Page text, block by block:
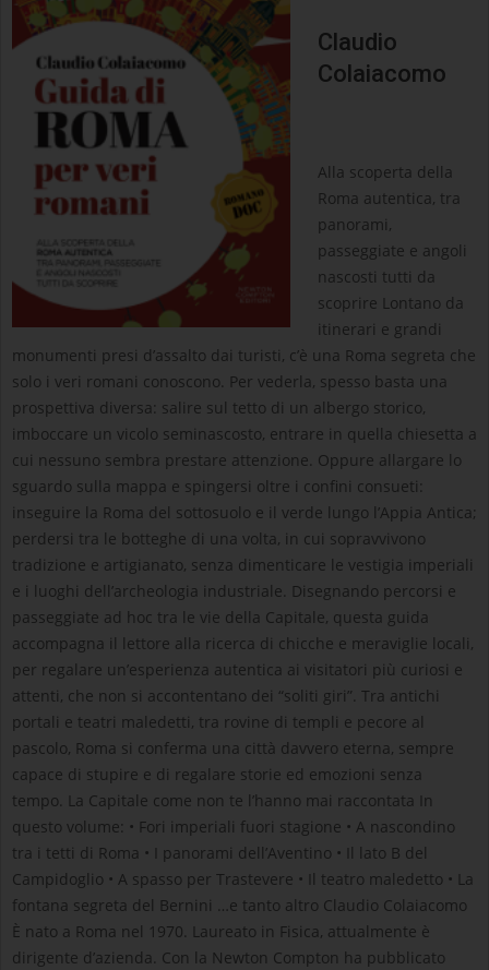
Claudio
Colaiacomo
Alla scoperta della
Roma autentica, tra
panorami,
passeggiate e angoli
nascosti tutti da
scoprire Lontano da
itinerari e grandi
monumenti presi d’assalto dai turisti, c’è una Roma segreta che
solo i veri romani conoscono. Per vederla, spesso basta una
prospettiva diversa: salire sul tetto di un albergo storico,
imboccare un vicolo seminascosto, entrare in quella chiesetta a
cui nessuno sembra prestare attenzione. Oppure allargare lo
sguardo sulla mappa e spingersi oltre i confini consueti:
inseguire la Roma del sottosuolo e il verde lungo l’Appia Antica;
perdersi tra le botteghe di una volta, in cui sopravvivono
tradizione e artigianato, senza dimenticare le vestigia imperiali
e i luoghi dell’archeologia industriale. Disegnando percorsi e
passeggiate ad hoc tra le vie della Capitale, questa guida
accompagna il lettore alla ricerca di chicche e meraviglie locali,
per regalare un’esperienza autentica ai visitatori più curiosi e
attenti, che non si accontentano dei “soliti giri”. Tra antichi
portali e teatri maledetti, tra rovine di templi e pecore al
pascolo, Roma si conferma una città davvero eterna, sempre
capace di stupire e di regalare storie ed emozioni senza
tempo. La Capitale come non te l’hanno mai raccontata In
questo volume: • Fori imperiali fuori stagione • A nascondino
tra i tetti di Roma • I panorami dell’Aventino • Il lato B del
Campidoglio • A spasso per Trastevere • Il teatro maledetto • La
fontana segreta del Bernini …e tanto altro Claudio Colaiacomo
È nato a Roma nel 1970. Laureato in Fisica, attualmente è
dirigente d’azienda. Con la Newton Compton ha pubblicato